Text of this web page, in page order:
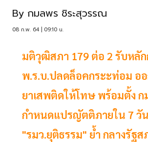
By กมลพร ชิระสุวรรณ
08 ก.พ. 64 | 09:10 น.
มติวุฒิสภา 179 ต่อ 2 รับหลัก
พ.ร.บ.ปลดล็อคกระะท่อม อ
ยาเสพติดให้โทษ พร้อมตั้ง ก
กำหนดแปรญัตติภายใน 7 วั
"รมว.ยุติธรรม" ย้ำ กลางรัฐส